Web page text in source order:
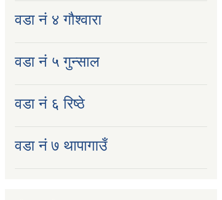
वडा नं ४ गौश्वारा
वडा नं ५ गुन्साल
वडा नं ६ रिष्ठे
वडा नं ७ थापागाउँ